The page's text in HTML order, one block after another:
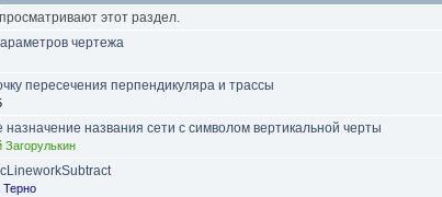
этот раздел.
чертежа
пересечения перпендикуляра и трассы
назначение названия сети с символом вертикальной черты
Загорулькин
Терно